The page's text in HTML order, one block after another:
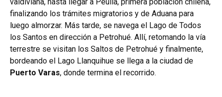
finalizando los trámites migratorios y de Aduana para
luego almorzar. Más tarde, se navega el Lago de Todos
los Santos en dirección a Petrohué. Allí, retomando la vía
terrestre se visitan los Saltos de Petrohué y finalmente,
bordeando el Lago Llanquihue se llega a la ciudad de
Puerto Varas, donde termina el recorrido.